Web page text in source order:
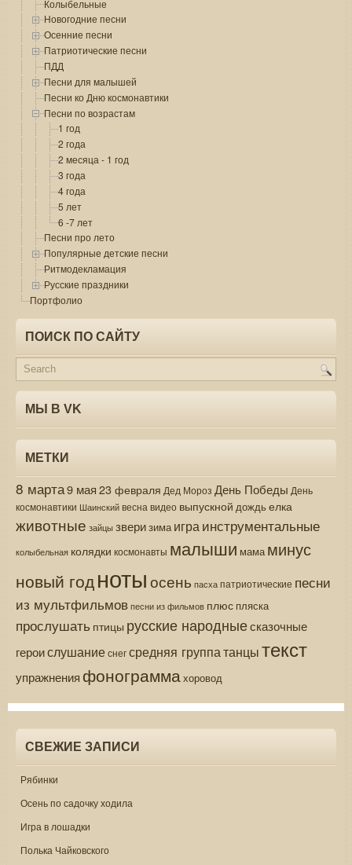
Колыбельные
Новогодние песни
Осенние песни
Патриотические песни
ПДД
Песни для малышей
Песни ко Дню космонавтики
Песни по возрастам
1 год
2 года
2 месяца - 1 год
3 года
4 года
5 лет
6 -7 лет
Песни про лето
Популярные детские песни
Ритмодекламация
Русские праздники
Портфолио
ПОИСК ПО САЙТУ
МЫ В VK
МЕТКИ
8 марта9 мая 23 февраля Дед Мороз День Победы День
космонавтики Шаинскийвесна видео выпускной дождь елка
животные зайцы зверизима играинструментальные
колыбельная колядки космонавты малыши мама минус
новый годнотыосень пасха патриотические песни
из мультфильмов песни из фильмов плюс пляска
прослушать птицы русские народныесказочные
героислушаниеснегсредняя группатанцытекст
упражнения фонограммахоровод
СВЕЖИЕ ЗАПИСИ
Рябинки
Осень по садочку ходила
Игра в лошадки
Полька Чайковского